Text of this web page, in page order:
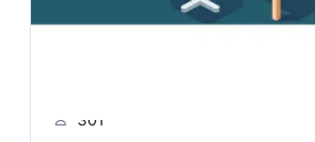
Course Training
301